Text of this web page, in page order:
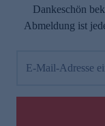
Dankeschön
Abmeldung ist
E-Mail-Adresse